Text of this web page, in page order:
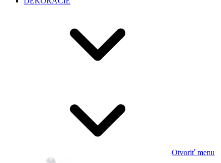
Otvoriť menu